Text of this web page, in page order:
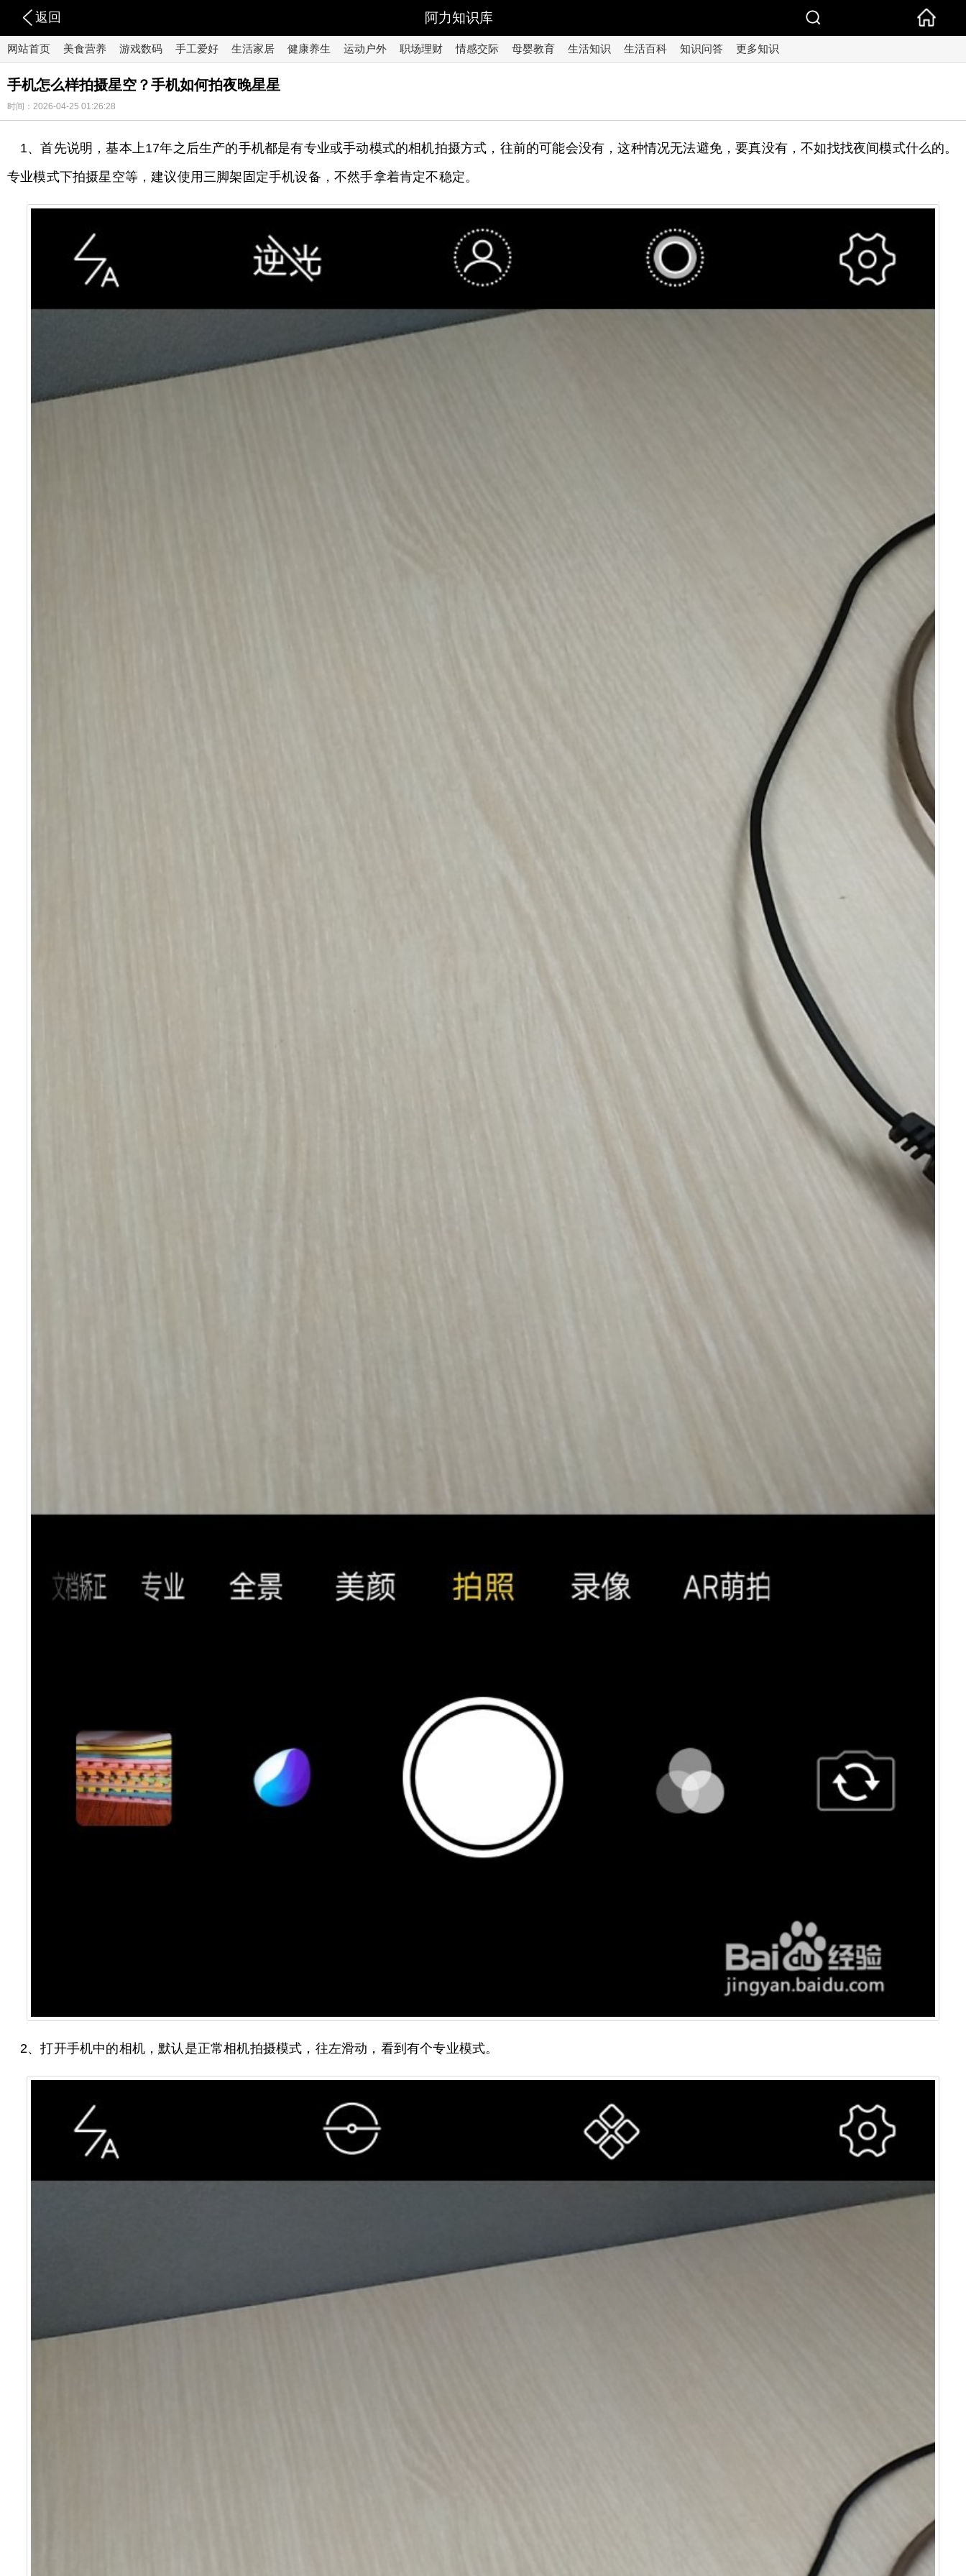
返回 阿力知识库
网站首页 美食营养 游戏数码 手工爱好 生活家居 健康养生 运动户外 职场理财 情感交际 母婴教育 生活知识 生活百科 知识问答 更多知识
手机怎么样拍摄星空？手机如何拍夜晚星星
时间：2026-04-25 01:26:28
1、首先说明，基本上17年之后生产的手机都是有专业或手动模式的相机拍摄方式，往前的可能会没有，这种情况无法避免，要真没有，不如找找夜间模式什么的。
专业模式下拍摄星空等，建议使用三脚架固定手机设备，不然手拿着肯定不稳定。
2、打开手机中的相机，默认是正常相机拍摄模式，往左滑动，看到有个专业模式。